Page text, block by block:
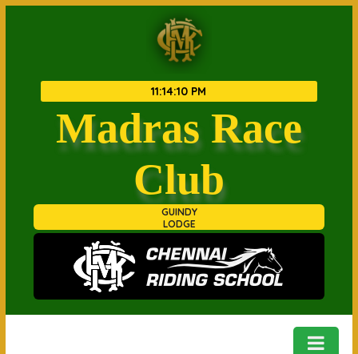
11:14:10 PM
Madras Race
Club
GUINDY
LODGE
